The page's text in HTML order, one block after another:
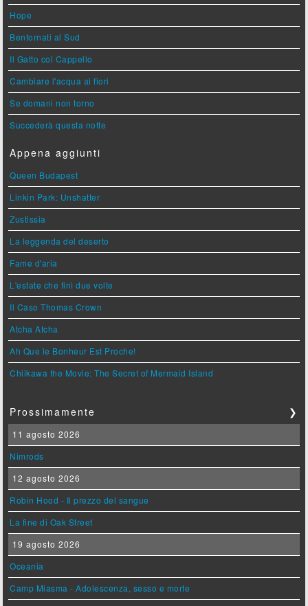
Hope
Bentornati al Sud
Il Gatto col Cappello
Cambiare l'acqua ai fiori
Se domani non torno
Succederà questa notte
Appena aggiunti
Queen Budapest
Linkin Park: Unshatter
Zustissia
La leggenda del deserto
Fame d'aria
L'estate che finì due volte
Il Caso Thomas Crown
Atcha Atcha
Ah Que le Bonheur Est Proche!
Chiikawa the Movie: The Secret of Mermaid Island
Prossimamente ❯
11 agosto 2026
Nimrods
12 agosto 2026
Robin Hood - Il prezzo del sangue
La fine di Oak Street
19 agosto 2026
Oceania
Camp Miasma - Adolescenza, sesso e morte